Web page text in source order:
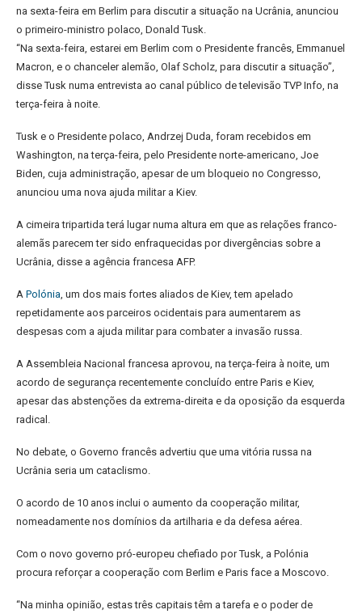
na sexta-feira em Berlim para discutir a situação na Ucrânia, anunciou
o primeiro-ministro polaco, Donald Tusk.
“Na sexta-feira, estarei em Berlim com o Presidente francês, Emmanuel
Macron, e o chanceler alemão, Olaf Scholz, para discutir a situação”,
disse Tusk numa entrevista ao canal público de televisão TVP Info, na
terça-feira à noite.
Tusk e o Presidente polaco, Andrzej Duda, foram recebidos em
Washington, na terça-feira, pelo Presidente norte-americano, Joe
Biden, cuja administração, apesar de um bloqueio no Congresso,
anunciou uma nova ajuda militar a Kiev.
A cimeira tripartida terá lugar numa altura em que as relações franco-
alemãs parecem ter sido enfraquecidas por divergências sobre a
Ucrânia, disse a agência francesa AFP.
A Polónia, um dos mais fortes aliados de Kiev, tem apelado
repetidamente aos parceiros ocidentais para aumentarem as
despesas com a ajuda militar para combater a invasão russa.
A Assembleia Nacional francesa aprovou, na terça-feira à noite, um
acordo de segurança recentemente concluído entre Paris e Kiev,
apesar das abstenções da extrema-direita e da oposição da esquerda
radical.
No debate, o Governo francês advertiu que uma vitória russa na
Ucrânia seria um cataclismo.
O acordo de 10 anos inclui o aumento da cooperação militar,
nomeadamente nos domínios da artilharia e da defesa aérea.
Com o novo governo pró-europeu chefiado por Tusk, a Polónia
procura reforçar a cooperação com Berlim e Paris face a Moscovo.
“Na minha opinião, estas três capitais têm a tarefa e o poder de